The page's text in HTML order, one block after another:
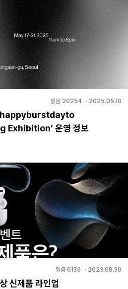
읽음 20254 ・ 2025.05.10
‘happyburstdayto
Exhibition’ 운영 정보
읽음 6139 ・ 2023.08.30
신제품 라인업